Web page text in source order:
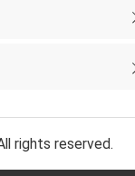
rights reserved.